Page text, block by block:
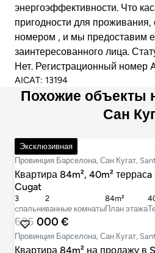
энергоэффективности. Что
пригодности для
номером , и мы предоставим
заинтересованного лица.
Нет. Регистрационный номер
AICAT: 13194
Похожие объекты
Сан
Эксклюзивная
640 000 €
Провинция Барселона, Сан Кугат,
Квартира 84m², 40m²
Cugat
cпальни
3
ванные комнаты
2
План этажа
84m²
635 000 €
Провинция Барселона, Сан Кугат,
Квартира 84m² на продажу в